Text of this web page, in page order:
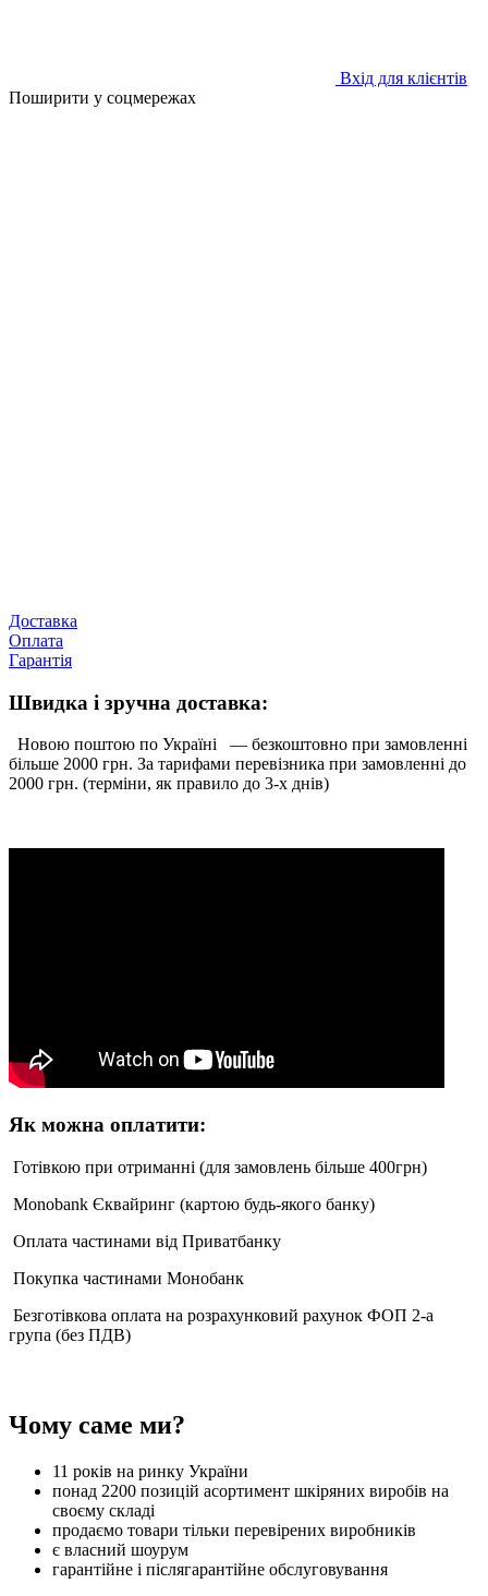
Вхід для клієнтів
Поширити у соцмережах
Доставка
Оплата
Гарантія
Швидка і зручна доставка:
Новою поштою по Україні — безкоштовно при замовленні
більше 2000 грн. За тарифами перевізника при замовленні до
2000 грн. (терміни, як правило до 3-х днів)
Як можна оплатити:
Готівкою при отриманні (для замовлень більше 400грн)
Monobank Єквайринг (картою будь-якого банку)
Оплата частинами від Приватбанку
Покупка частинами Монобанк
Безготівкова оплата на розрахунковий рахунок ФОП 2-а
група (без ПДВ)
Чому саме ми?
11 років на ринку України
понад 2200 позицій асортимент шкіряних виробів на
своєму складі
продаємо товари тільки перевірених виробників
є власний шоурум
гарантійне і післягарантійне обслуговування